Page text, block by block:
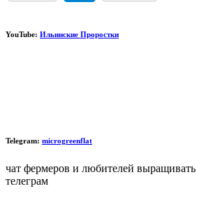
YouTube: Ильинские Проростки
Telegram: microgreenflat
чат фермеров и любителей выращивать
телеграм